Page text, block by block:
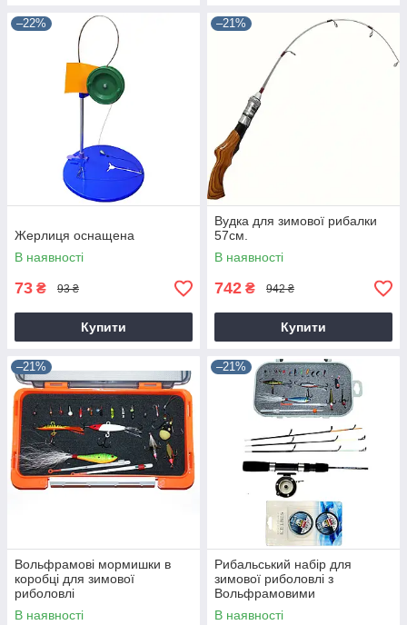
–22%
Жерлиця оснащена
В наявності
73 ₴ 93 ₴
Купити
–21%
Вудка для зимової рибалки
57см.
В наявності
742 ₴ 942 ₴
Купити
–21%
Вольфрамові мормишки в
коробці для зимової
риболовлі
В наявності
–21%
Рибальський набір для
зимової риболовлі з
Вольфрамовими
мормишками №3 + удочка
В наявності